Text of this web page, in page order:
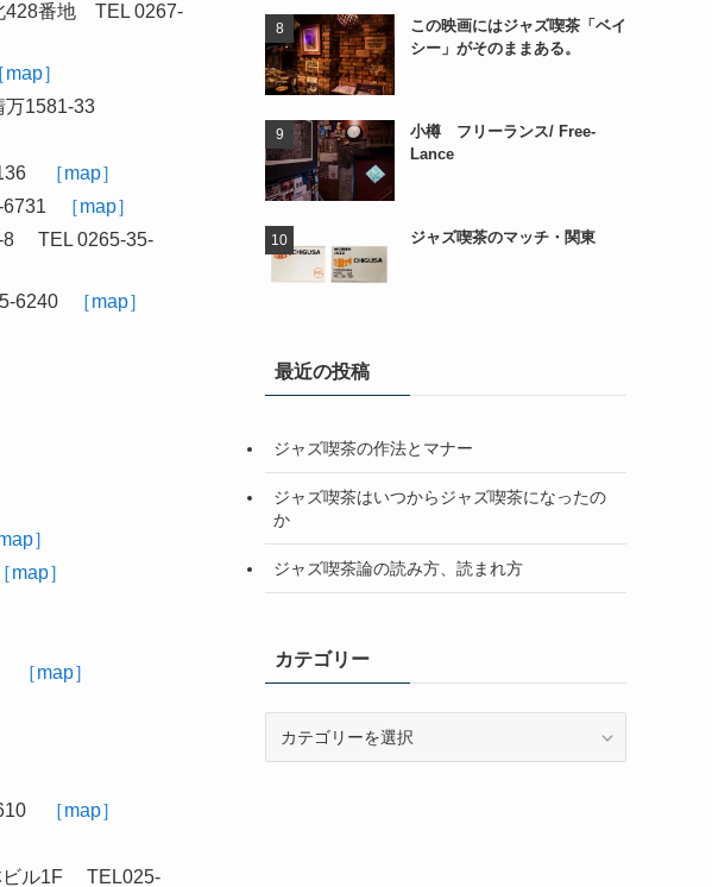
428番地 TEL 0267-
map］
万1581-33
［map］
6731
［map］
8 TEL 0265-35-
6240 ［map］
］
［map］
［map］
［map］
ビル1F TEL025-
この映画にはジャズ喫茶「ベイ
シー」がそのままある。
小樽 フリーランス/ Free-
Lance
ジャズ喫茶のマッチ・関東
最近の投稿
ジャズ喫茶の作法とマナー
ジャズ喫茶はいつからジャズ喫茶になったの
か
ジャズ喫茶論の読み方、読まれ方
カテゴリー